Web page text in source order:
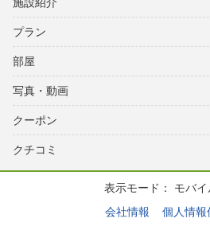
プラン
部屋
写真・動画
クーポン
クチコミ
表示モード： モバイ
会社情報
個人情報